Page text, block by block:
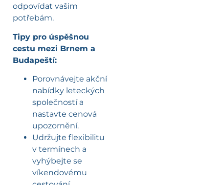
odpovídat vašim
potřebám.
Tipy pro úspěšnou
cestu mezi Brnem a
Budapeští:
Porovnávejte akční
nabídky leteckých
společností a
nastavte cenová
upozornění.
Udržujte flexibilitu
v termínech a
vyhýbejte se
víkendovému